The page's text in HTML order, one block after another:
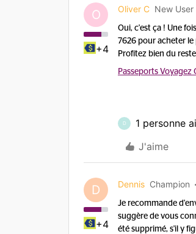
O
+4
Oliver C New User
Oui, c'est ça ! Une
7626 pour acheter le
Profitez bien du
Passeports
D
1 personne
J'aime
D
+4
Dennis Champion
Je recommande
suggère de vous
été supprimé, s'il y